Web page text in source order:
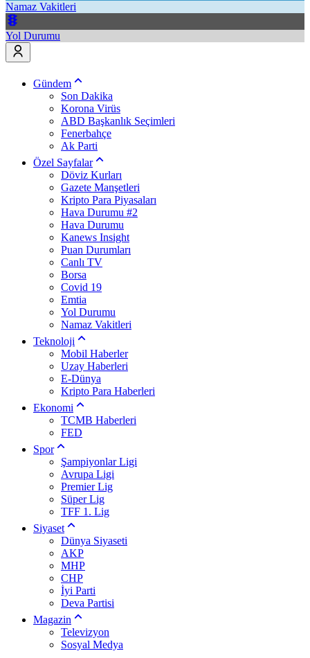
Namaz Vakitleri
Yol Durumu
Gündem
Son Dakika
Korona Virüs
ABD Başkanlık Seçimleri
Fenerbahçe
Ak Parti
Özel Sayfalar
Döviz Kurları
Gazete Manşetleri
Kripto Para Piyasaları
Hava Durumu #2
Hava Durumu
Kanews Insight
Puan Durumları
Canlı TV
Borsa
Covid 19
Emtia
Yol Durumu
Namaz Vakitleri
Teknoloji
Mobil Haberler
Uzay Haberleri
E-Dünya
Kripto Para Haberleri
Ekonomi
TCMB Haberleri
FED
Spor
Şampiyonlar Ligi
Avrupa Ligi
Premier Lig
Süper Lig
TFF 1. Lig
Siyaset
Dünya Siyaseti
AKP
MHP
CHP
İyi Parti
Deva Partisi
Magazin
Televizyon
Sosyal Medya